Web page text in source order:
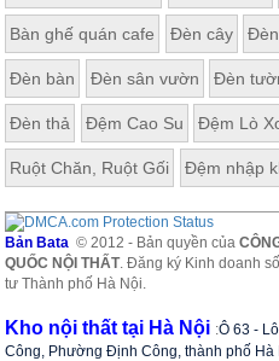
Bàn ghế quán cafe Đèn cây
Đèn bàn Đèn sân vườn Đèn
Đèn thả Đệm Cao Su Đệm Lò
Ruột Chăn, Ruột Gối Đệm nhập
Bản Bata © 2012 - Bản quyền của
QUỐC NỘI THẤT. Đăng ký Kinh doanh
tư Thành phố Hà Nội.
Kho nội thất tại Hà Nội :Ô 63 -
Công, Phường Định Công, thành phố Hà